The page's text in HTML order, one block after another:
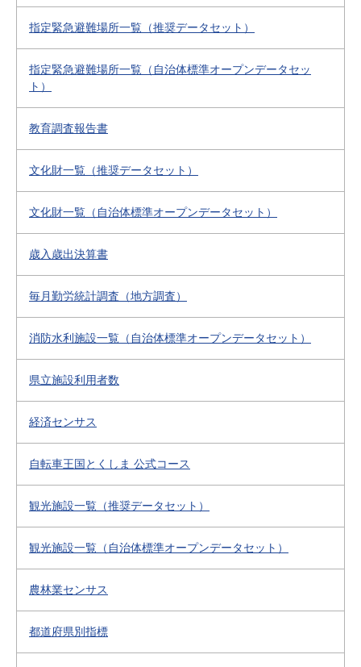
指定緊急避難場所一覧（推奨データセット）
指定緊急避難場所一覧（自治体標準オープンデータセッ
ト）
教育調査報告書
文化財一覧（推奨データセット）
文化財一覧（自治体標準オープンデータセット）
歳入歳出決算書
毎月勤労統計調査（地方調査）
消防水利施設一覧（自治体標準オープンデータセット）
県立施設利用者数
経済センサス
自転車王国とくしま 公式コース
観光施設一覧（推奨データセット）
観光施設一覧（自治体標準オープンデータセット）
農林業センサス
都道府県別指標